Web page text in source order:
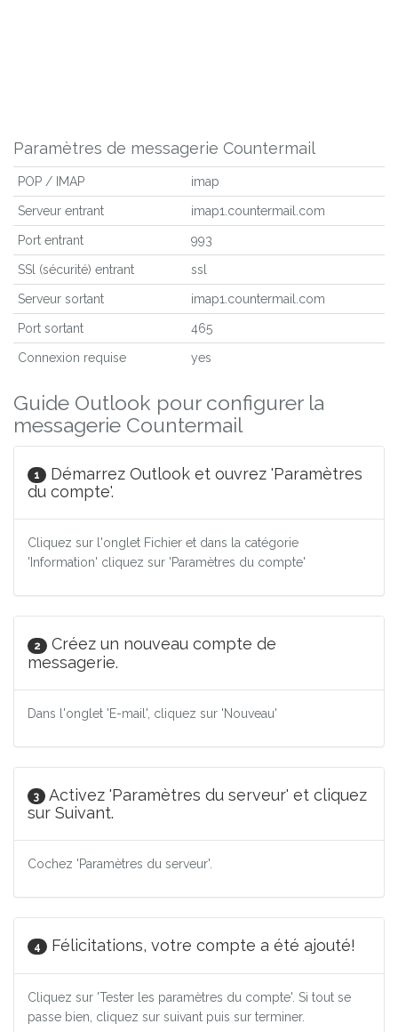
Paramètres de messagerie Countermail
POP / IMAP imap
Serveur entrant imap1.countermail.com
Port entrant 993
SSl (sécurité) entrant ssl
Serveur sortant imap1.countermail.com
Port sortant 465
Connexion requise yes
Guide Outlook pour configurer la
messagerie Countermail
1
Démarrez Outlook et ouvrez 'Paramètres
du compte'.
Cliquez sur l'onglet Fichier et dans la catégorie
'Information' cliquez sur 'Paramètres du compte'
2
Créez un nouveau compte de
messagerie.
Dans l'onglet 'E-mail', cliquez sur 'Nouveau'
3
Activez 'Paramètres du serveur' et cliquez
sur Suivant.
Cochez 'Paramètres du serveur'.
4 Félicitations, votre compte a été ajouté!
Cliquez sur 'Tester les paramètres du compte'. Si tout se
passe bien, cliquez sur suivant puis sur terminer.